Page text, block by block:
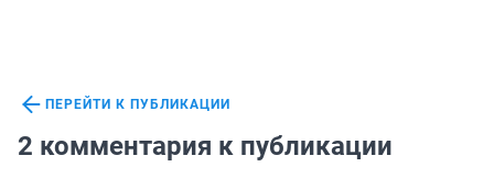
ПЕРЕЙТИ К ПУБЛИКАЦИИ
2 комментария к публикации